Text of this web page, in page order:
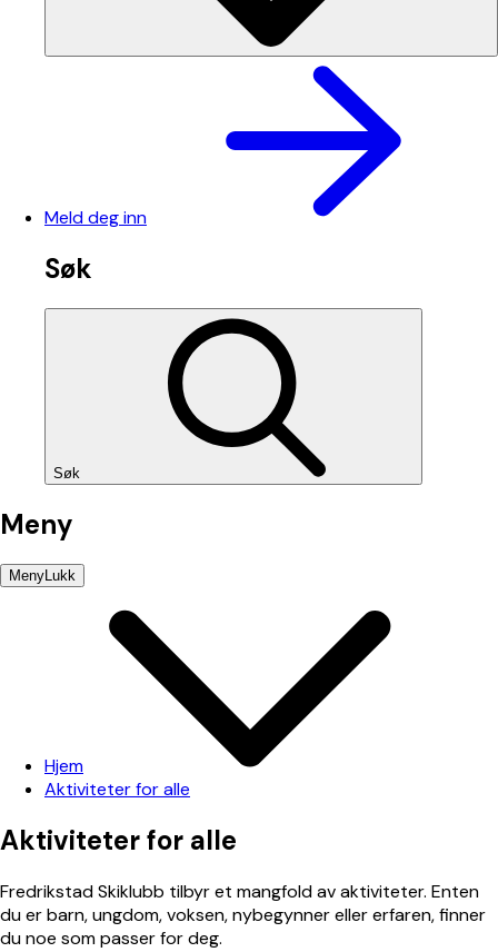
Meld deg inn
Søk
Søk
Meny
MenyLukk
Hjem
Aktiviteter for alle
Aktiviteterfor alle
Fredrikstad Skiklubb tilbyr et mangfold av aktiviteter. Enten
du er barn, ungdom, voksen, nybegynner eller erfaren, finner
du noe som passer for deg.